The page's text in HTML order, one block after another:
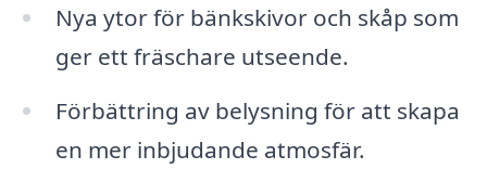
Nya ytor för bänkskivor och skåp som
ger ett fräschare utseende.
Förbättring av belysning för att skapa
en mer inbjudande atmosfär.